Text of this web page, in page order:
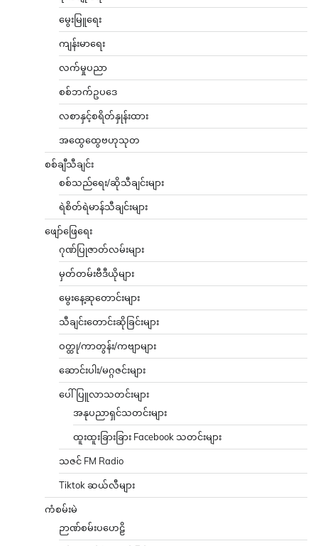
စစ်ချီသီချင်း
စစ်သည်ရေး/ဆိုသီချင်းများ
ရဲစိတ်ရဲမာန်သီချင်းများ
ဖျော်ဖြေရေး
ဂုဏ်ပြုဇာတ်လမ်းများ
မှတ်တမ်းဗီဒီယိုများ
မွေးနေ့ဆုတောင်းများ
သီချင်းတောင်းဆိုခြင်းများ
ဝတ္ထု/ကာတွန်း/ကဗျာများ
ဆောင်းပါး/မဂ္ဂဇင်းများ
ပေါ်ပြူလာသတင်းများ
အနုပညာရှင်သတင်းများ
ထူးထူးခြားခြား Facebook သတင်းများ
သဇင် FM Radio
Tiktok ဆယ်လီများ
ကံစမ်းမဲ
ဉာဏ်စမ်းပဟေဠိ
ဖုန်းဘေလ်မဲဖောက်ခြင်း
ရင်ဖွင့်ဆွေးနွေး
Call Center
သတင်းစကားပေးပို့ရန်
အမေး/အဖြေကဏ္ဍ
ရွေးကောက်ပွဲစိစစ်တွေ့ရှိချက်များ
ပျိုမေVlog